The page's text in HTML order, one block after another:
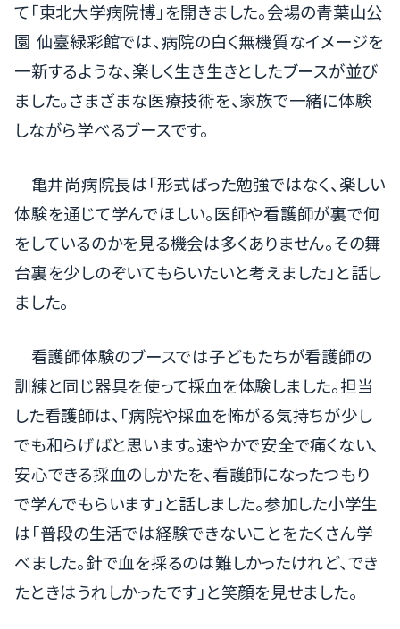
て「東北大学病院博」を開きました。会場の青葉山公
園 仙臺緑彩館では、病院の白く無機質なイメージを
一新するような、楽しく生き生きとしたブースが並び
ました。さまざまな医療技術を、家族で一緒に体験
しながら学べるブースです。
亀井尚病院長は「形式ばった勉強ではなく、楽しい
体験を通じて学んでほしい。医師や看護師が裏で何
をしているのかを見る機会は多くありません。その舞
台裏を少しのぞいてもらいたいと考えました」と話し
ました。
看護師体験のブースでは子どもたちが看護師の
訓練と同じ器具を使って採血を体験しました。担当
した看護師は、「病院や採血を怖がる気持ちが少し
でも和らげばと思います。速やかで安全で痛くない、
安心できる採血のしかたを、看護師になったつもり
で学んでもらいます」と話しました。参加した小学生
は「普段の生活では経験できないことをたくさん学
べました。針で血を採るのは難しかったけれど、でき
たときはうれしかったです」と笑顔を見せました。